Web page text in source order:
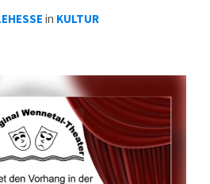
in KULTUR